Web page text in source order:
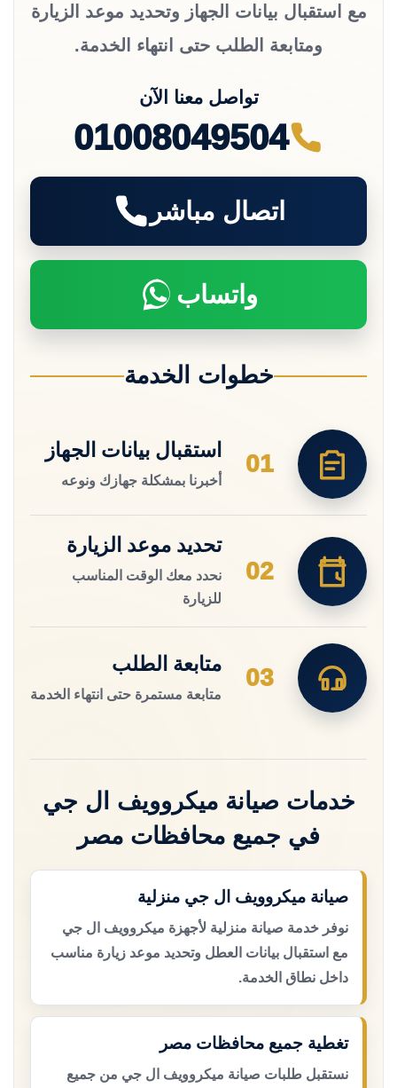
مع استقبال بيانات الجهاز وتحديد موعد الزيارة
ومتابعة الطلب حتى انتهاء الخدمة.
تواصل معنا الآن
01008049504
اتصال مباشر
واتساب
خطوات الخدمة
01
استقبال بيانات الجهاز
أخبرنا بمشكلة جهازك ونوعه
02
تحديد موعد الزيارة
نحدد معك الوقت المناسب
للزيارة
03
متابعة الطلب
متابعة مستمرة حتى انتهاء الخدمة
خدمات صيانة ميكروويف ال جي
في جميع محافظات مصر
صيانة ميكروويف ال جي منزلية
نوفر خدمة صيانة منزلية لأجهزة ميكروويف ال جي
مع استقبال بيانات العطل وتحديد موعد زيارة مناسب
داخل نطاق الخدمة.
تغطية جميع محافظات مصر
نستقبل طلبات صيانة ميكروويف ال جي من جميع